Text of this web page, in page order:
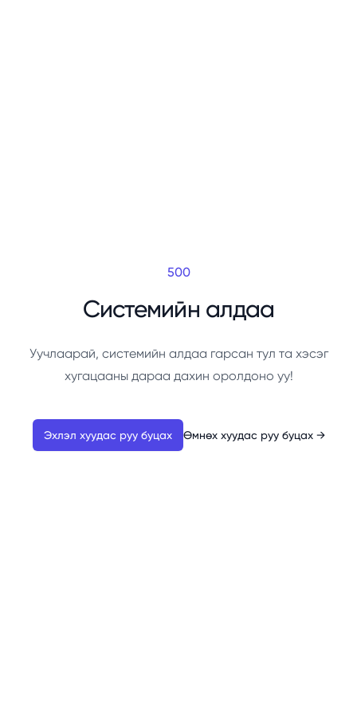
500
Системийн алдаа
Уучлаарай, системийн алдаа гарсан тул та хэсэг
хугацааны дараа дахин оролдоно уу!
Эхлэл хуудас руу буцах Өмнөх хуудас руу буцах →